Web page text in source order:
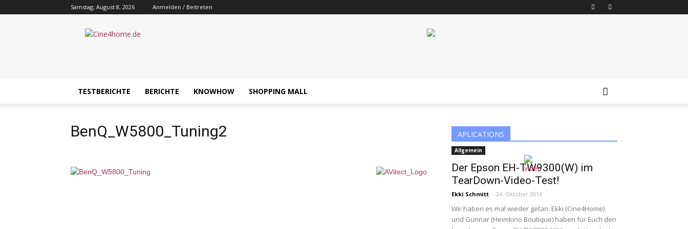
Samstag, August 8, 2026 Anmelden / Beitreten
Cine4home.de
TESTBERICHTE BERICHTE KNOWHOW SHOPPING MALL
BenQ_W5800_Tuning2 APLICATIONS
Allgemein
Der Epson EH-TW9300(W) im
TearDown-Video-Test!
Ekki Schmitt - 24. Oktober 2016
Wir haben es mal wieder getan: Ekki (Cine4Home)
und Gunnar (Heimkino Boutique) haben für Euch den